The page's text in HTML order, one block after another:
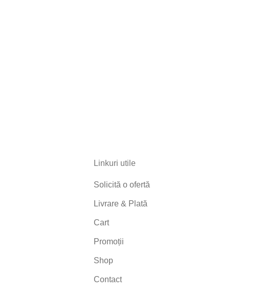
Linkuri utile
Solicită o ofertă
Livrare & Plată
Cart
Promoții
Shop
Contact